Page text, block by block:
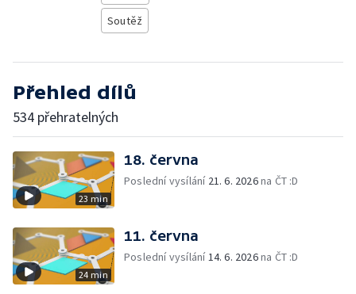
Soutěž
Přehled dílů
534 přehratelných
23 min
18. června
Poslední vysílání 21. 6. 2026na ČT :D
24 min
11. června
Poslední vysílání14. 6. 2026na ČT :D